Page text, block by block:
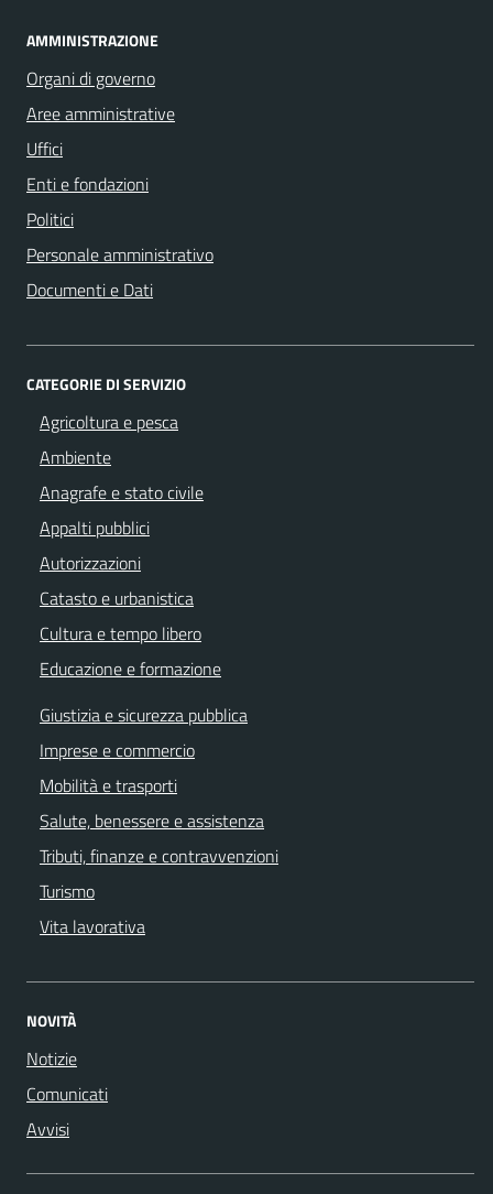
AMMINISTRAZIONE
Organi di governo
Aree amministrative
Uffici
Enti e fondazioni
Politici
Personale amministrativo
Documenti e Dati
CATEGORIE DI SERVIZIO
Agricoltura e pesca
Ambiente
Anagrafe e stato civile
Appalti pubblici
Autorizzazioni
Catasto e urbanistica
Cultura e tempo libero
Educazione e formazione
Giustizia e sicurezza pubblica
Imprese e commercio
Mobilità e trasporti
Salute, benessere e assistenza
Tributi, finanze e contravvenzioni
Turismo
Vita lavorativa
NOVITÀ
Notizie
Comunicati
Avvisi